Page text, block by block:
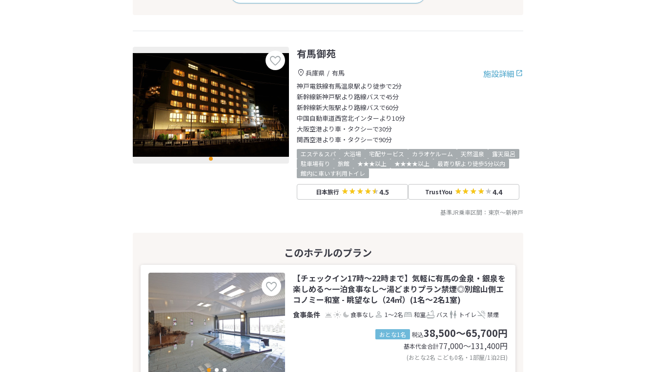
有馬御苑
施設詳細
兵庫県
有馬
神戸電鉄線有馬温泉駅より徒歩で2分
新幹線新神戸駅より路線バスで45分
新幹線新大阪駅より路線バスで60分
中国自動車道西宮北インターより10分
大阪空港より車・タクシーで30分
関西空港より車・タクシーで90分
エステ＆スパ 大浴場 宅配サービス カラオケルーム 天然温泉
露天風呂
駐車場有り
旅館 ★★★以上 ★★★★以上
最寄り駅より徒歩5分以内
館内に車いす利用トイレ
日本旅行 4.5 TrustYou 4.4
基準JR乗車区間： 東京～新神戸
【チェックイン17時～22時まで】気軽に有馬の金泉・銀泉を
楽しめる～一泊食事なし～湯どまりプラン禁煙◎別館山側エ
コノミー和室 - 眺望なし（24㎡）(1名～2名1室)
食事なし 1～2名 和室 バス トイレ 禁煙
おとな1名 税込38,500～65,700円
基本代金合計77,000〜131,400円
(おとな2名 こども0名・1部屋/1泊2日)